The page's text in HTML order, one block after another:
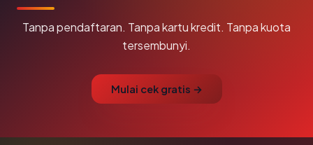
Tanpa pendaftaran. Tanpa kartu kredit. Tanpa kuota
tersembunyi.
Mulai cek gratis →